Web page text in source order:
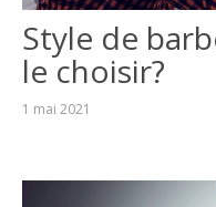
Style de
le choisir?
1 mai 2021